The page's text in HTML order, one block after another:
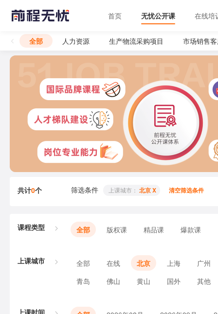
首页 无忧公开课 在线培
全部 人力资源 生产物流采购项目 市场销售
共计0个 筛选条件 上课城市： 北京 X 清空筛选条件
课程类型 全部 版权课 精品课 爆款课
上课城市 全部 在线 北京 上海
广州
青岛
佛山 黄山 国外 其他
上课时间